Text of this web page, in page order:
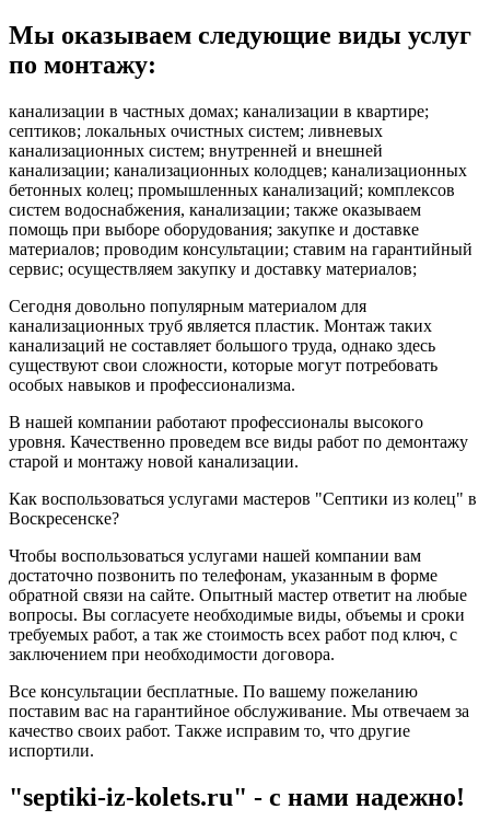
Мы оказываем следующие виды услуг
по монтажу:
канализации в частных домах; канализации в квартире;
септиков; локальных очистных систем; ливневых
канализационных систем; внутренней и внешней
канализации; канализационных колодцев; канализационных
бетонных колец; промышленных канализаций; комплексов
систем водоснабжения, канализации; также оказываем
помощь при выборе оборудования; закупке и доставке
материалов; проводим консультации; ставим на гарантийный
сервис; осуществляем закупку и доставку материалов;
Сегодня довольно популярным материалом для
канализационных труб является пластик. Монтаж таких
канализаций не составляет большого труда, однако здесь
существуют свои сложности, которые могут потребовать
особых навыков и профессионализма.
В нашей компании работают профессионалы высокого
уровня. Качественно проведем все виды работ по демонтажу
старой и монтажу новой канализации.
Как воспользоваться услугами мастеров "Септики из колец" в
Воскресенске?
Чтобы воспользоваться услугами нашей компании вам
достаточно позвонить по телефонам, указанным в форме
обратной связи на сайте. Опытный мастер ответит на любые
вопросы. Вы согласуете необходимые виды, объемы и сроки
требуемых работ, а так же стоимость всех работ под ключ, с
заключением при необходимости договора.
Все консультации бесплатные. По вашему пожеланию
поставим вас на гарантийное обслуживание. Мы отвечаем за
качество своих работ. Также исправим то, что другие
испортили.
"septiki-iz-kolets.ru" - с нами надежно!